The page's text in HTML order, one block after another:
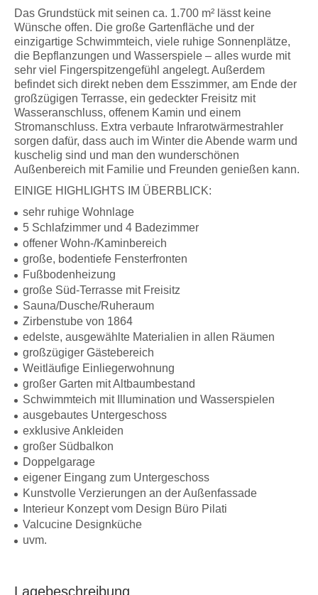
Das Grundstück mit seinen ca. 1.700 m² lässt keine
Wünsche offen. Die große Gartenfläche und der
einzigartige Schwimmteich, viele ruhige Sonnenplätze,
die Bepflanzungen und Wasserspiele – alles wurde mit
sehr viel Fingerspitzengefühl angelegt. Außerdem
befindet sich direkt neben dem Esszimmer, am Ende der
großzügigen Terrasse, ein gedeckter Freisitz mit
Wasseranschluss, offenem Kamin und einem
Stromanschluss. Extra verbaute Infrarotwärmestrahler
sorgen dafür, dass auch im Winter die Abende warm und
kuschelig sind und man den wunderschönen
Außenbereich mit Familie und Freunden genießen kann.
EINIGE HIGHLIGHTS IM ÜBERBLICK:
sehr ruhige Wohnlage
5 Schlafzimmer und 4 Badezimmer
offener Wohn-/Kaminbereich
große, bodentiefe Fensterfronten
Fußbodenheizung
große Süd-Terrasse mit Freisitz
Sauna/Dusche/Ruheraum
Zirbenstube von 1864
edelste, ausgewählte Materialien in allen Räumen
großzügiger Gästebereich
Weitläufige Einliegerwohnung
großer Garten mit Altbaumbestand
Schwimmteich mit Illumination und Wasserspielen
ausgebautes Untergeschoss
exklusive Ankleiden
großer Südbalkon
Doppelgarage
eigener Eingang zum Untergeschoss
Kunstvolle Verzierungen an der Außenfassade
Interieur Konzept vom Design Büro Pilati
Valcucine Designküche
uvm.
Lagebeschreibung